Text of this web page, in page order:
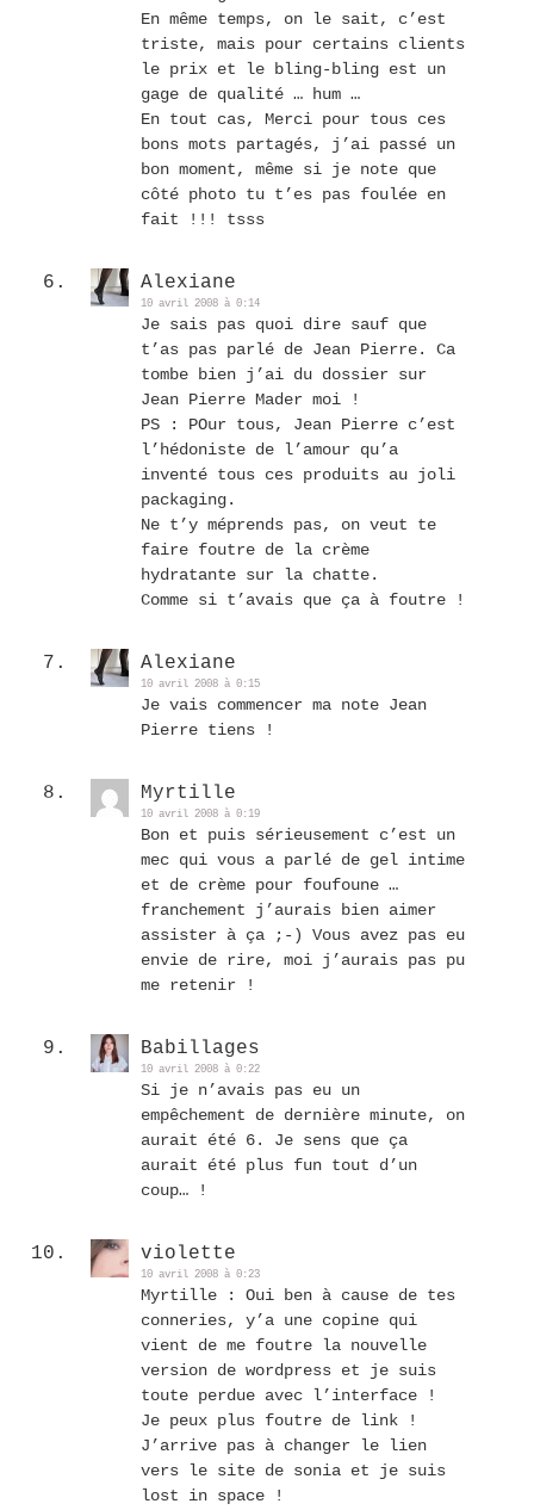
En même temps, on le sait, c’est
triste, mais pour certains clients
le prix et le bling-bling est un
gage de qualité … hum …
En tout cas, Merci pour tous ces
bons mots partagés, j’ai passé un
bon moment, même si je note que
côté photo tu t’es pas foulée en
fait !!! tsss
Alexiane
10 avril 2008 à 0:14
Je sais pas quoi dire sauf que
t’as pas parlé de Jean Pierre. Ca
tombe bien j’ai du dossier sur
Jean Pierre Mader moi !
PS : POur tous, Jean Pierre c’est
l’hédoniste de l’amour qu’a
inventé tous ces produits au joli
packaging.
Ne t’y méprends pas, on veut te
faire foutre de la crème
hydratante sur la chatte.
Comme si t’avais que ça à foutre !
Alexiane
10 avril 2008 à 0:15
Je vais commencer ma note Jean
Pierre tiens !
Myrtille
10 avril 2008 à 0:19
Bon et puis sérieusement c’est un
mec qui vous a parlé de gel intime
et de crème pour foufoune …
franchement j’aurais bien aimer
assister à ça ;-) Vous avez pas eu
envie de rire, moi j’aurais pas pu
me retenir !
Babillages
10 avril 2008 à 0:22
Si je n’avais pas eu un
empêchement de dernière minute, on
aurait été 6. Je sens que ça
aurait été plus fun tout d’un
coup… !
violette
10 avril 2008 à 0:23
Myrtille : Oui ben à cause de tes
conneries, y’a une copine qui
vient de me foutre la nouvelle
version de wordpress et je suis
toute perdue avec l’interface !
Je peux plus foutre de link !
J’arrive pas à changer le lien
vers le site de sonia et je suis
lost in space !